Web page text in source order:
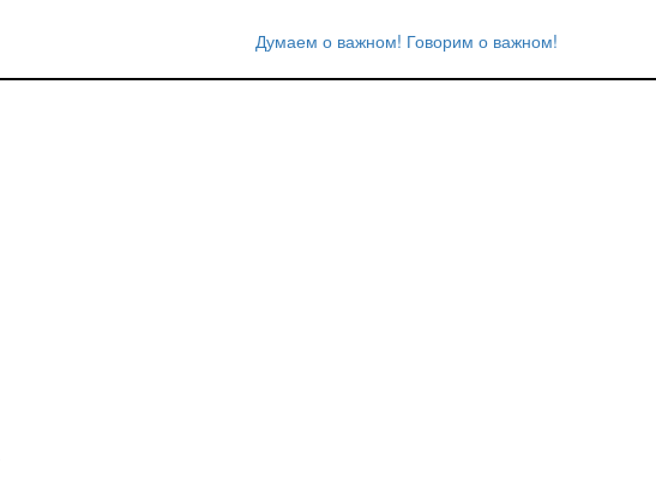
Думаем о важном! Говорим о важном!